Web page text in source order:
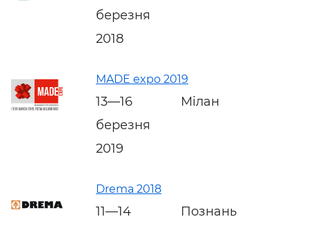
березня
2018
MADE expo 2019
13—16
березня
2019
Мілан
Drema 2018
11—14
Познань